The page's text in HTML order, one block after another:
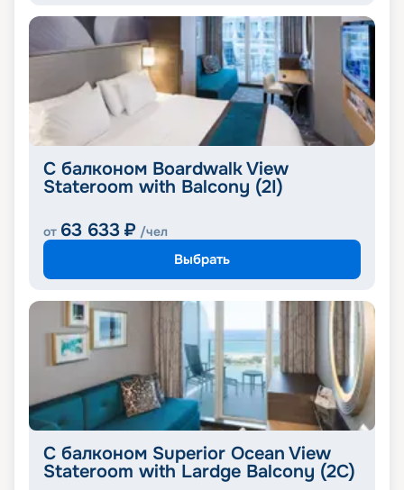
С балконом Boardwalk View
Stateroom with Balcony (2I)
от 63 633 ₽ /чел
Выбрать
С балконом Superior Ocean View
Stateroom with Lardge Balcony (2C)